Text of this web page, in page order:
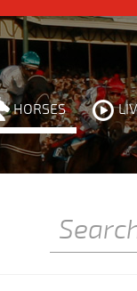
HORSES